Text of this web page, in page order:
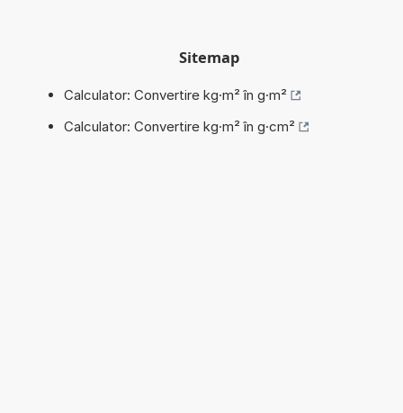
Sitemap
Calculator: Convertire kg·m² în g·m²
Calculator: Convertire kg·m² în g·cm²